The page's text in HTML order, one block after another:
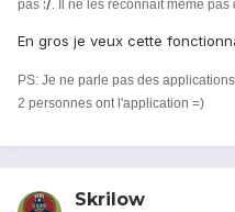
pas :/. Il ne les reconnaît même pas
En gros je veux cette
PS: Je ne parle pas des
2 personnes ont l'application =)
Skrilow